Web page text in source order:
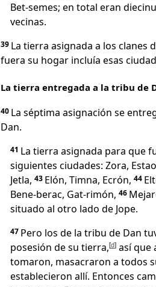
Bet-semes; en total eran
vecinas.
39 La tierra asignada a los clanes
fuera su hogar incluía esas
La tierra entregada a la tribu de
40 La séptima asignación se
Dan.
41 La tierra asignada para que
siguientes ciudades: Zora,
Jetla, 43 Elón, Timna, Ecrón, 44
Bene-berac, Gat-rimón, 46
situado al otro lado de Jope.
47 Pero los de la tribu de Dan
posesión de su tierra,[d] así que
tomaron, masacraron a todos
establecieron allí. Entonces